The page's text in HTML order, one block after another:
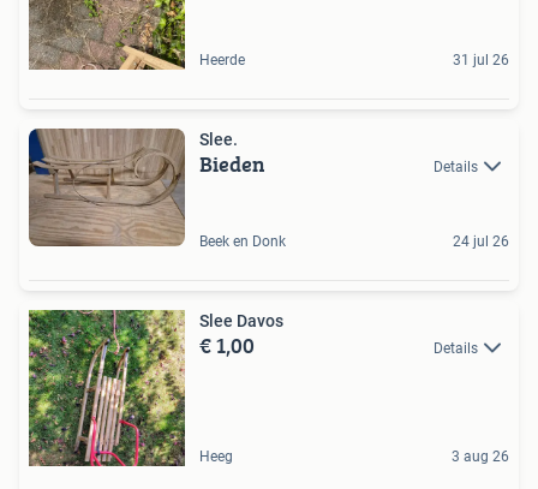
Heerde 31 jul 26
Slee.
Bieden Details
Beek en Donk 24 jul 26
Slee Davos
€ 1,00 Details
Heeg 3 aug 26